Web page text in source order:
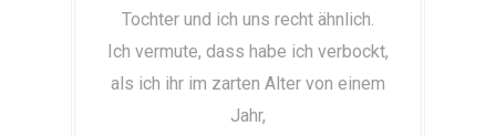
Tochter und ich uns recht ähnlich.
Ich vermute, dass habe ich verbockt,
als ich ihr im zarten Alter von einem
Jahr,